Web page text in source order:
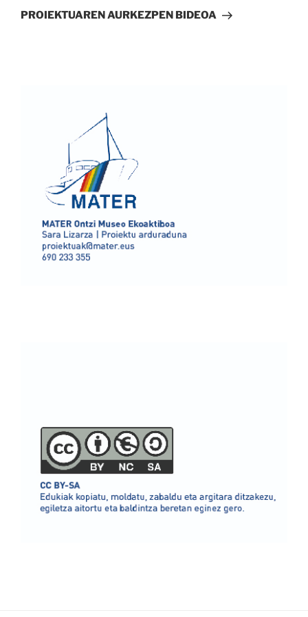
bidalketa
PROIEKTUAREN AURKEZPEN BIDEOA